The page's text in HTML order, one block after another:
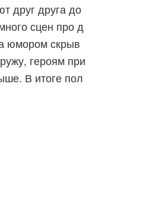
друг друга до
сцен про д
юмором скрыв
героям при
В итоге пол